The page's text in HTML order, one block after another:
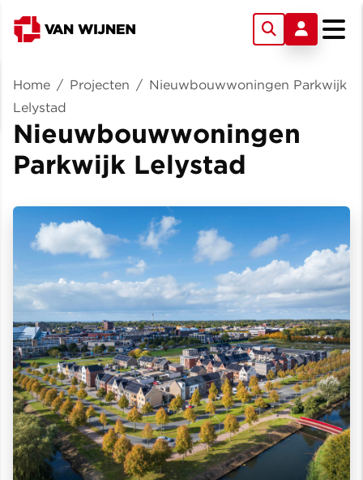
Home / Projecten / Nieuwbouwwoningen Parkwijk
Lelystad
Nieuwbouwwoningen
Parkwijk Lelystad